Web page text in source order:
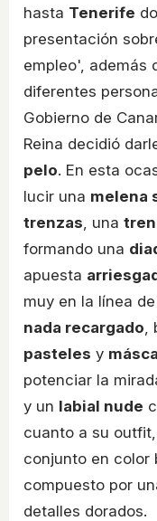
hasta Tenerife
presentación
empleo', además
diferentes
Gobierno de
Reina decidió
pelo. En esta
lucir una melena
trenzas, una
formando una
apuesta
muy en la línea
nada recargado,
pasteles y
potenciar la
y un labial nude
cuanto a su
conjunto en color
compuesto por
detalles dorados.